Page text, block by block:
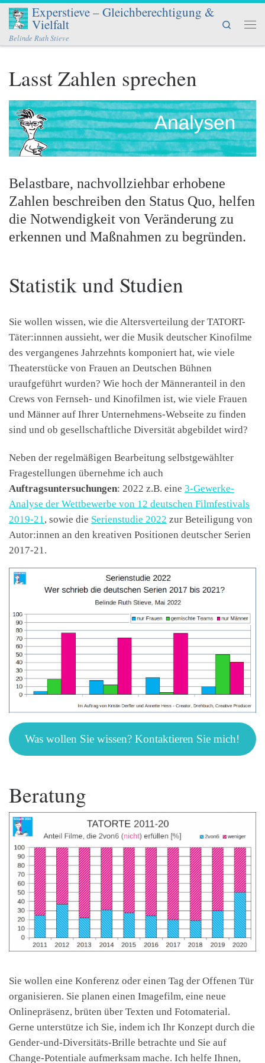
Zum Inhalt springen
Experstieve – Gleichberechtigung &
Vielfalt
Belinde Ruth Stieve
Search
Lasst Zahlen sprechen
Belastbare, nachvollziehbar erhobene
Zahlen beschreiben den Status Quo, helfen
die Notwendigkeit von Veränderung zu
erkennen und Maßnahmen zu begründen.
Statistik und Studien
Sie wollen wissen, wie die Altersverteilung der TATORT-
Täter:innnen aussieht, wer die Musik deutscher Kinofilme
des vergangenes Jahrzehnts komponiert hat, wie viele
Theaterstücke von Frauen an Deutschen Bühnen
uraufgeführt wurden? Wie hoch der Männeranteil in den
Crews von Fernseh- und Kinofilmen ist, wie viele Frauen
und Männer auf Ihrer Unternehmens-Webseite zu finden
sind und ob gesellschaftliche Diversität abgebildet wird?
Neben der regelmäßigen Bearbeitung selbstgewählter
Fragestellungen übernehme ich auch
Auftragsuntersuchungen: 2022 z.B. eine 3-Gewerke-
Analyse der Wettbewerbe von 12 deutschen Filmfestivals
2019-21, sowie die Serienstudie 2022 zur Beteiligung von
Autor:innen an den kreativen Positionen deutscher Serien
2017-21.
Was wollen Sie wissen? Kontaktieren Sie mich!
Beratung
Sie wollen eine Konferenz oder einen Tag der Offenen Tür
organisieren. Sie planen einen Imagefilm, eine neue
Onlinepräsenz, brüten über Texten und Fotomaterial.
Gerne unterstütze ich Sie, indem ich Ihr Konzept durch die
Gender-und-Diversitäts-Brille betrachte und Sie auf
Change-Potentiale aufmerksam mache. Ich helfe Ihnen,